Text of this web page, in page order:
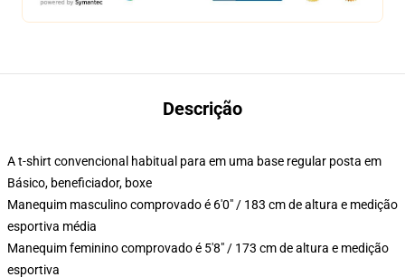
Descrição
A t-shirt convencional habitual para em uma base regular posta em
Básico, beneficiador, boxe
Manequim masculino comprovado é 6'0" / 183 cm de altura e medição
esportiva média
Manequim feminino comprovado é 5'8" / 173 cm de altura e medição
esportiva